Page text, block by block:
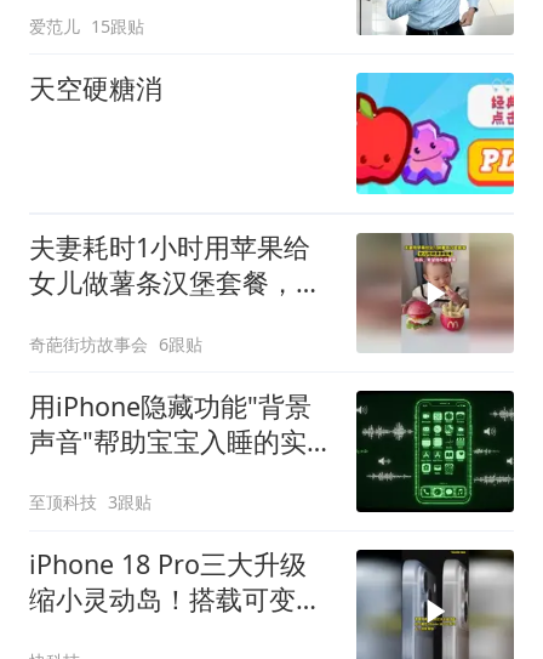
爱范儿 15跟贴
天空硬糖消
夫妻耗时1小时用苹果给
女儿做薯条汉堡套餐，希
奇葩街坊故事会 6跟贴
用iPhone隐藏功能"背景
声音"帮助宝宝入睡的实用
至顶科技 3跟贴
iPhone 18 Pro三大升级
缩小灵动岛！搭载可变光